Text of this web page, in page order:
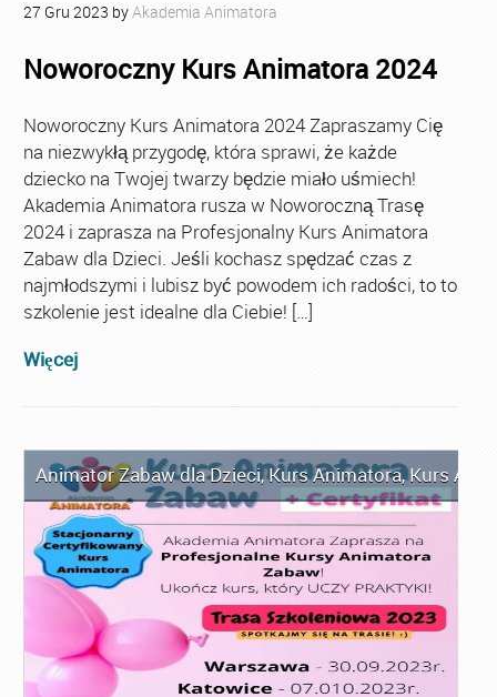
27 Gru 2023 byAkademia Animatora
Noworoczny Kurs Animatora 2024
Noworoczny Kurs Animatora 2024 Zapraszamy Cię
na niezwykłą przygodę, która sprawi, że każde
dziecko na Twojej twarzy będzie miało uśmiech!
Akademia Animatora rusza w Noworoczną Trasę
2024 i zaprasza na Profesjonalny Kurs Animatora
Zabaw dla Dzieci. Jeśli kochasz spędzać czas z
najmłodszymi i lubisz być powodem ich radości, to to
szkolenie jest idealne dla Ciebie! […]
Więcej
Animator Zabaw dla Dzieci,Kurs Animatora,Kurs